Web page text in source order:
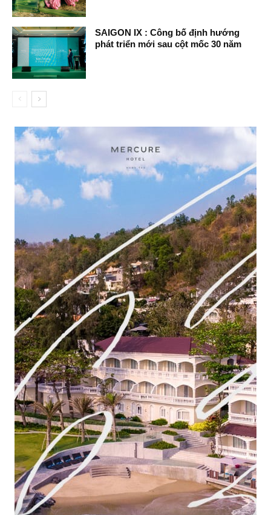
SAIGON IX : Công bố định hướng
phát triển mới sau cột mốc 30 năm